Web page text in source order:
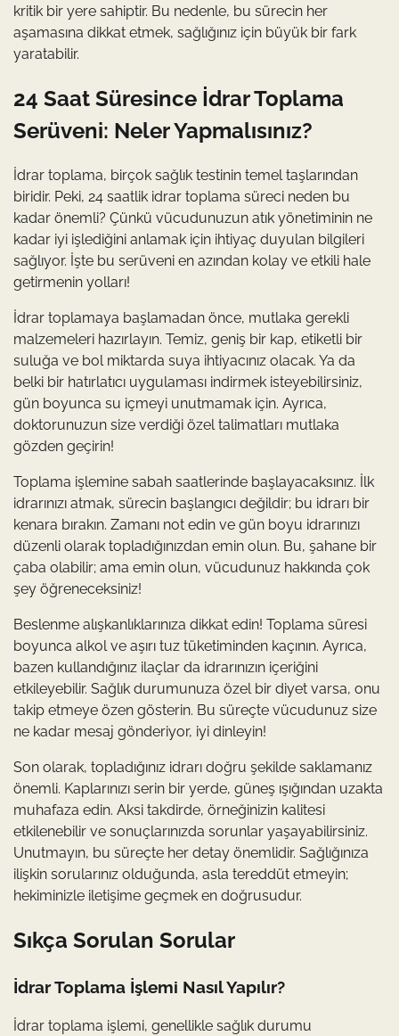
kritik bir yere sahiptir. Bu nedenle, bu sürecin her
aşamasına dikkat etmek, sağlığınız için büyük bir fark
yaratabilir.
24 Saat Süresince İdrar Toplama
Serüveni: Neler Yapmalısınız?
İdrar toplama, birçok sağlık testinin temel taşlarından
biridir. Peki, 24 saatlik idrar toplama süreci neden bu
kadar önemli? Çünkü vücudunuzun atık yönetiminin ne
kadar iyi işlediğini anlamak için ihtiyaç duyulan bilgileri
sağlıyor. İşte bu serüveni en azından kolay ve etkili hale
getirmenin yolları!
İdrar toplamaya başlamadan önce, mutlaka gerekli
malzemeleri hazırlayın. Temiz, geniş bir kap, etiketli bir
suluğa ve bol miktarda suya ihtiyacınız olacak. Ya da
belki bir hatırlatıcı uygulaması indirmek isteyebilirsiniz,
gün boyunca su içmeyi unutmamak için. Ayrıca,
doktorunuzun size verdiği özel talimatları mutlaka
gözden geçirin!
Toplama işlemine sabah saatlerinde başlayacaksınız. İlk
idrarınızı atmak, sürecin başlangıcı değildir; bu idrarı bir
kenara bırakın. Zamanı not edin ve gün boyu idrarınızı
düzenli olarak topladığınızdan emin olun. Bu, şahane bir
çaba olabilir; ama emin olun, vücudunuz hakkında çok
şey öğreneceksiniz!
Beslenme alışkanlıklarınıza dikkat edin! Toplama süresi
boyunca alkol ve aşırı tuz tüketiminden kaçının. Ayrıca,
bazen kullandığınız ilaçlar da idrarınızın içeriğini
etkileyebilir. Sağlık durumunuza özel bir diyet varsa, onu
takip etmeye özen gösterin. Bu süreçte vücudunuz size
ne kadar mesaj gönderiyor, iyi dinleyin!
Son olarak, topladığınız idrarı doğru şekilde saklamanız
önemli. Kaplarınızı serin bir yerde, güneş ışığından uzakta
muhafaza edin. Aksi takdirde, örneğinizin kalitesi
etkilenebilir ve sonuçlarınızda sorunlar yaşayabilirsiniz.
Unutmayın, bu süreçte her detay önemlidir. Sağlığınıza
ilişkin sorularınız olduğunda, asla tereddüt etmeyin;
hekiminizle iletişime geçmek en doğrusudur.
Sıkça Sorulan Sorular
İdrar Toplama İşlemi Nasıl Yapılır?
İdrar toplama işlemi, genellikle sağlık durumu